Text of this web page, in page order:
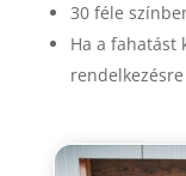
30 féle
Ha a fahatást
rendelkezésre